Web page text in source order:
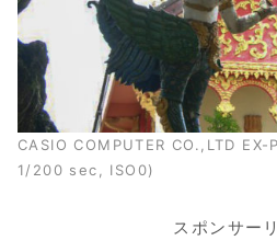
CASIO COMPUTER CO.,LTD
1/200 sec, ISO0)
スポンサー